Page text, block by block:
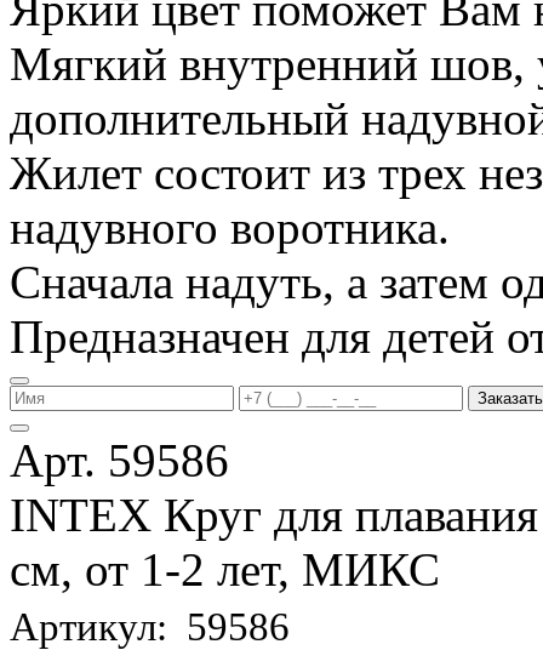
Мягкий внутренний шов,
дополнительный
Жилет состоит из трех
надувного воротника.
Сначала надуть, а затем
Предназначен для детей
Заказать
Арт. 59586
INTEX Круг для
см, от 1-2 лет, МИКС
Артикул: 59586